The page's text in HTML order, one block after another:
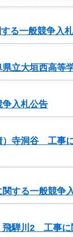
る一般競争入
立大垣西高等学
入札公告
）寺洞谷 工事
する一般競争
飛騨川2 工事